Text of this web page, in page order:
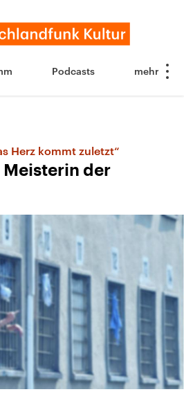
Podcasts
Herz kommt zuletzt“
Meisterin der